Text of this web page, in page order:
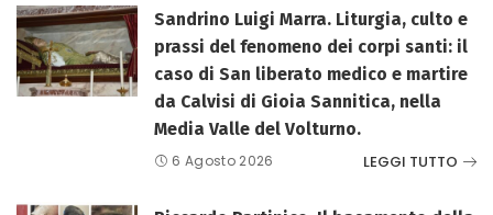
Sandrino Luigi Marra. Liturgia, culto e
prassi del fenomeno dei corpi santi: il
caso di San liberato medico e martire
da Calvisi di Gioia Sannitica, nella
Media Valle del Volturno.
6 Agosto 2026 LEGGI TUTTO